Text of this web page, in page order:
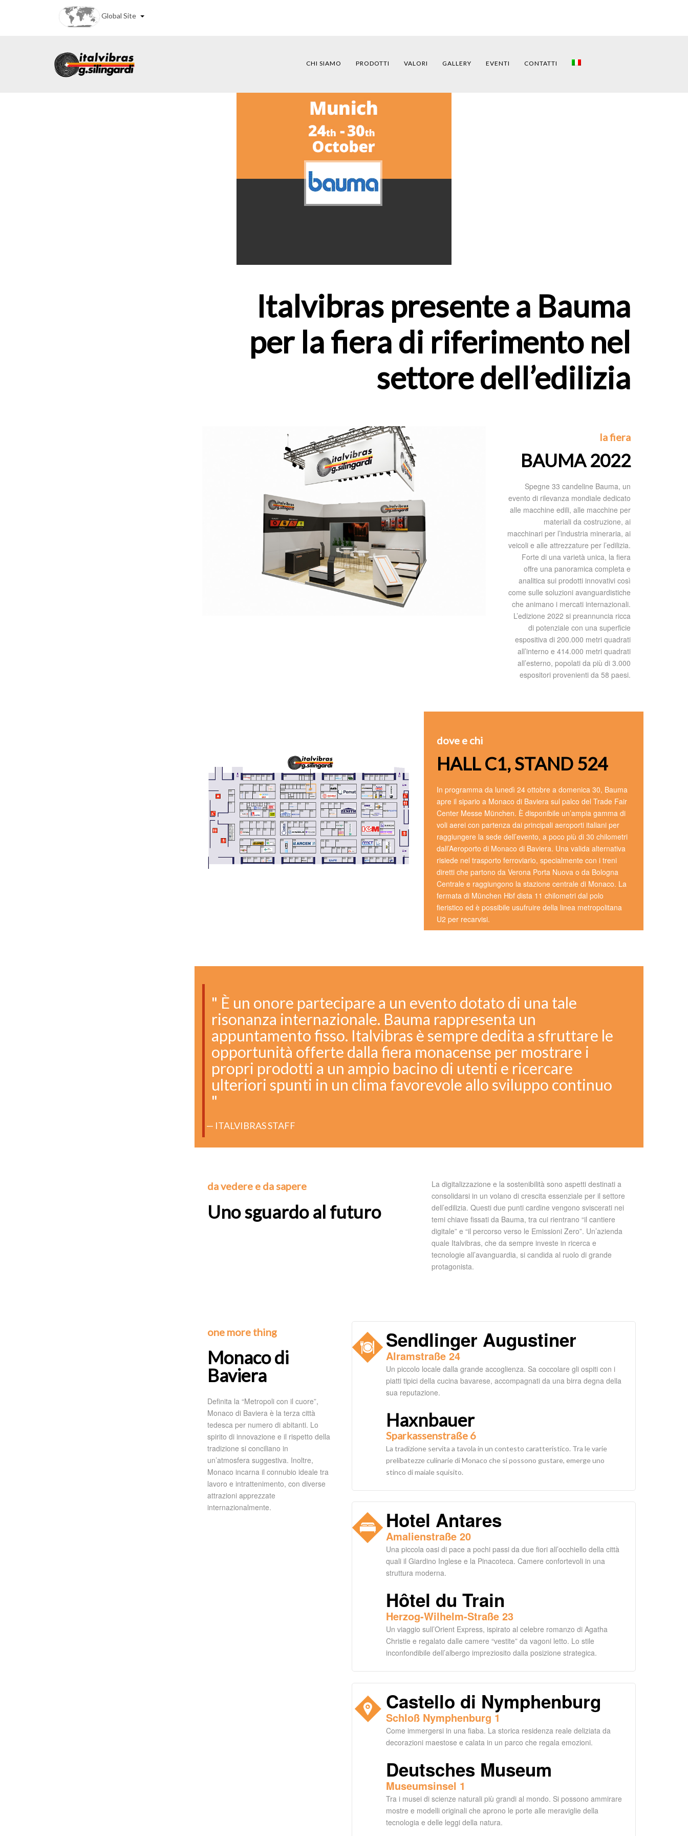
Global Site
CHI SIAMO PRODOTTI VALORI GALLERY EVENTI CONTATTI
Italvibras presente a Bauma
per la fiera di riferimento nel
settore dell’edilizia
la fiera
BAUMA 2022
Spegne 33 candeline Bauma, un
evento di rilevanza mondiale dedicato
alle macchine edili, alle macchine per
materiali da costruzione, ai
macchinari per l’industria mineraria, ai
veicoli e alle attrezzature per l’edilizia.
Forte di una varietà unica, la fiera
offre una panoramica completa e
analitica sui prodotti innovativi così
come sulle soluzioni avanguardistiche
che animano i mercati internazionali.
L’edizione 2022 si preannuncia ricca
di potenziale con una superficie
espositiva di 200.000 metri quadrati
all’interno e 414.000 metri quadrati
all’esterno, popolati da più di 3.000
espositori provenienti da 58 paesi.
dove e chi
HALL C1, STAND 524
In programma da lunedì 24 ottobre a domenica 30, Bauma
apre il sipario a Monaco di Baviera sul palco del Trade Fair
Center Messe München. È disponibile un’ampia gamma di
voli aerei con partenza dai principali aeroporti italiani per
raggiungere la sede dell’evento, a poco più di 30 chilometri
dall’Aeroporto di Monaco di Baviera. Una valida alternativa
risiede nel trasporto ferroviario, specialmente con i treni
diretti che partono da Verona Porta Nuova o da Bologna
Centrale e raggiungono la stazione centrale di Monaco. La
fermata di München Hbf dista 11 chilometri dal polo
fieristico ed è possibile usufruire della linea metropolitana
U2 per recarvisi.
" È un onore partecipare a un evento dotato di una tale
risonanza internazionale. Bauma rappresenta un
appuntamento fisso. Italvibras è sempre dedita a sfruttare le
opportunità offerte dalla fiera monacense per mostrare i
propri prodotti a un ampio bacino di utenti e ricercare
ulteriori spunti in un clima favorevole allo sviluppo continuo
"
ITALVIBRAS STAFF
da vedere e da sapere
Uno sguardo al futuro
La digitalizzazione e la sostenibilità sono aspetti destinati a
consolidarsi in un volano di crescita essenziale per il settore
dell’edilizia. Questi due punti cardine vengono sviscerati nei
temi chiave fissati da Bauma, tra cui rientrano “il cantiere
digitale” e “il percorso verso le Emissioni Zero”. Un’azienda
quale Italvibras, che da sempre investe in ricerca e
tecnologie all’avanguardia, si candida al ruolo di grande
protagonista.
one more thing
Monaco di
Baviera
Definita la “Metropoli con il cuore”,
Monaco di Baviera è la terza città
tedesca per numero di abitanti. Lo
spirito di innovazione e il rispetto della
tradizione si conciliano in
un’atmosfera suggestiva. Inoltre,
Monaco incarna il connubio ideale tra
lavoro e intrattenimento, con diverse
attrazioni apprezzate
internazionalmente.
Sendlinger Augustiner
Alramstraße 24
Un piccolo locale dalla grande accoglienza. Sa coccolare gli ospiti con i
piatti tipici della cucina bavarese, accompagnati da una birra degna della
sua reputazione.
Haxnbauer
Sparkassenstraße 6
La tradizione servita a tavola in un contesto caratteristico. Tra le varie
prelibatezze culinarie di Monaco che si possono gustare, emerge uno
stinco di maiale squisito.
Hotel Antares
Amalienstraße 20
Una piccola oasi di pace a pochi passi da due fiori all’occhiello della città
quali il Giardino Inglese e la Pinacoteca. Camere confortevoli in una
struttura moderna.
Hôtel du Train
Herzog-Wilhelm-Straße 23
Un viaggio sull’Orient Express, ispirato al celebre romanzo di Agatha
Christie e regalato dalle camere “vestite” da vagoni letto. Lo stile
inconfondibile dell’albergo impreziosito dalla posizione strategica.
Castello di Nymphenburg
Schloß Nymphenburg 1
Come immergersi in una fiaba. La storica residenza reale deliziata da
decorazioni maestose e calata in un parco che regala emozioni.
Deutsches Museum
Museumsinsel 1
Tra i musei di scienze naturali più grandi al mondo. Si possono ammirare
mostre e modelli originali che aprono le porte alle meraviglie della
tecnologia e delle leggi della natura.